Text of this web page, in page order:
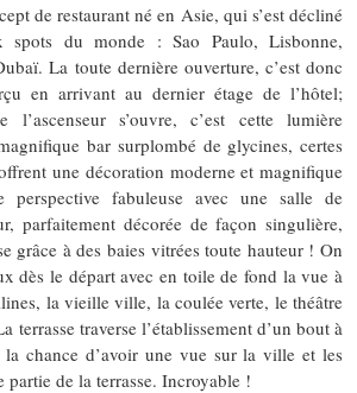
de restaurant né en Asie, qui s’est décliné
spots du monde : Sao Paulo, Lisbonne,
La toute dernière ouverture, c’est donc
en arrivant au dernier étage de l’hôtel;
s’ouvre, c’est cette lumière
bar surplombé de glycines, certes
une décoration moderne et magnifique
fabuleuse avec une salle de
parfaitement décorée de façon singulière,
grâce à des baies vitrées toute hauteur ! On
dès le départ avec en toile de fond la vue à
la vieille ville, la coulée verte, le théâtre
terrasse traverse l’établissement d’un bout à
la chance d’avoir une vue sur la ville et les
partie de la terrasse. Incroyable !